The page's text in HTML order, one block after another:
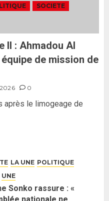
: PASTEF pose
SOCIETE
II : Ahmadou Al
de mission de
0
après le limogeage de
LA UNE POLITIQUE
UNE
Sonko rassure : «